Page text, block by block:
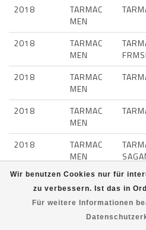
2018
TARMAC
MEN
2018
TARMAC
MEN
2018
TARMAC
MEN
2018
TARMAC
MEN
2018
TARMAC
MEN
2018
TARMAC
MEN
TARMAC
WMN
Wir benutzen Cookies nur für
zu verbessern. Ist das in
Für weitere Informationen